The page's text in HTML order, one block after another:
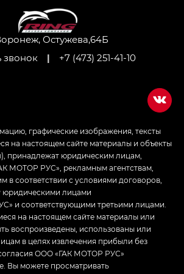
Джи Икс — GX,
— GX PREMIUM, ЛАУНЖ —
(Empow) в комплектации
Остужева,64Б
звонок
| +7 (473) 251-41-10
графические изображения, тексты
на настоящем сайте материалы и объекты
принадлежат юридическим лицам,
МОТОР РУС», рекламным агентствам,
в соответствии с условиями договоров,
юридическими лицами
и соответствующими третьими лицами.
на настоящем сайте материалы или
воспроизведены, использованы или
в целях извлечения прибыли без
ООО «ГАК МОТОР РУС»
Вы можете просматривать